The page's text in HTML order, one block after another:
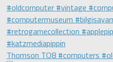
Thomson TO8 #computers